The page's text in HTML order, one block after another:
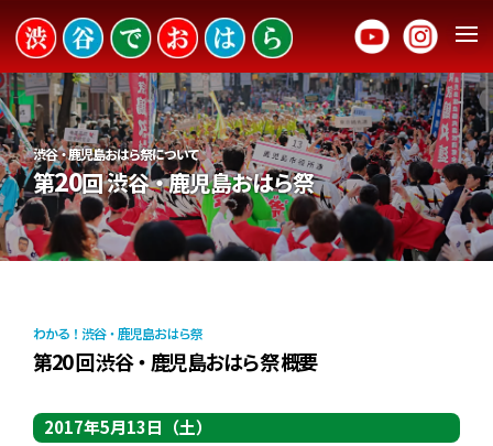
渋谷・鹿児島おはら祭について
第20回 渋谷・鹿児島おはら祭
わかる！渋谷・鹿児島おはら祭
第20回 渋谷・鹿児島おはら祭 概要
2017年5月13日（土）